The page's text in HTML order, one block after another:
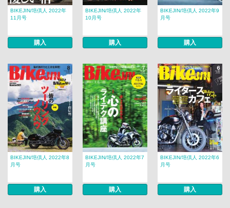
BIKEJIN/培倶人 2022年
11月号
購入
BIKEJIN/培倶人 2022年
10月号
購入
BIKEJIN/培倶人 2022年9
月号
購入
BIKEJIN/培倶人 2022年8
月号
購入
BIKEJIN/培倶人 2022年7
月号
購入
BIKEJIN/培倶人 2022年6
月号
購入